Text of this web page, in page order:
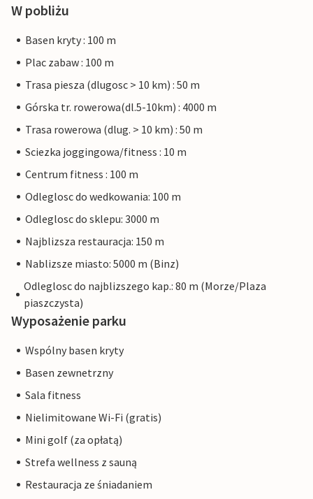
W pobliżu
Basen kryty : 100 m
Plac zabaw : 100 m
Trasa piesza (dlugosc > 10 km) : 50 m
Górska tr. rowerowa(dl.5-10km) : 4000 m
Trasa rowerowa (dlug. > 10 km) : 50 m
Sciezka joggingowa/fitness : 10 m
Centrum fitness : 100 m
Odleglosc do wedkowania: 100 m
Odleglosc do sklepu: 3000 m
Najblizsza restauracja: 150 m
Nablizsze miasto: 5000 m (Binz)
Odleglosc do najblizszego kap.: 80 m (Morze/Plaza
piaszczysta)
Wyposażenie parku
Wspólny basen kryty
Basen zewnetrzny
Sala fitness
Nielimitowane Wi-Fi (gratis)
Mini golf (za opłatą)
Strefa wellness z sauną
Restauracja ze śniadaniem